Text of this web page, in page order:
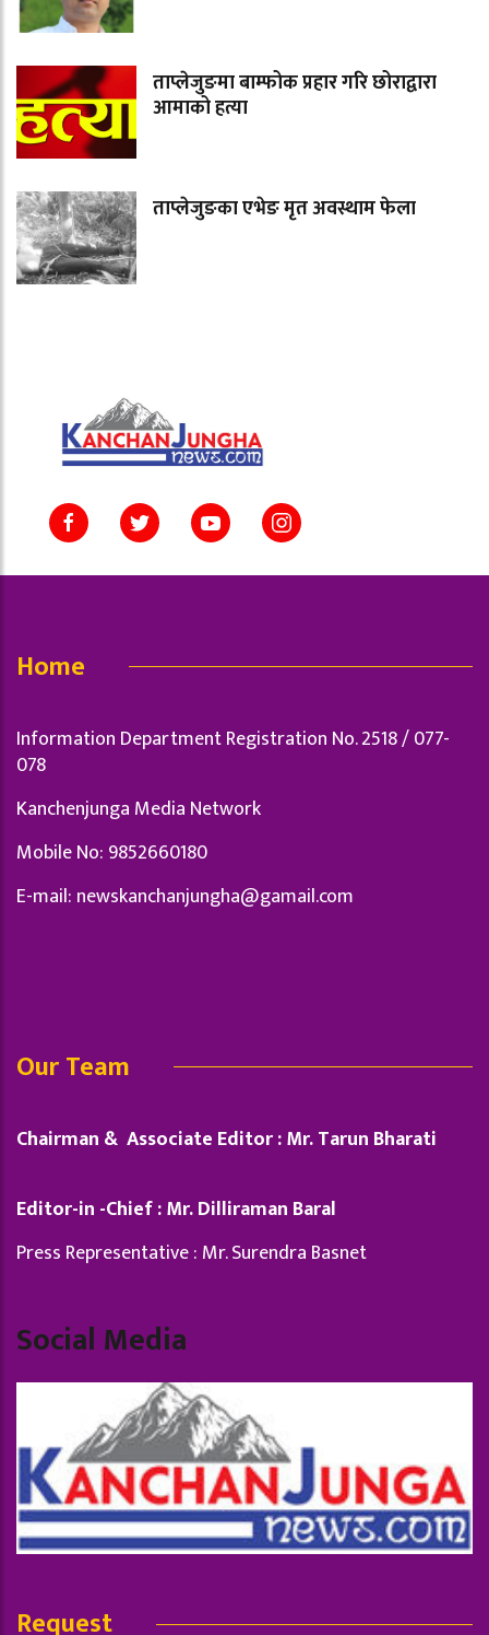
ताप्लेजुङमा बाम्फोक प्रहार गरि छोराद्वारा
आमाको हत्या
ताप्लेजुङका एभेङ मृत अवस्थाम फेला
Home
Information Department Registration No. 2518 / 077-
078
Kanchenjunga Media Network
Mobile No: 9852660180
E-mail: newskanchanjungha@gamail.com
Our Team
Chairman & Associate Editor : Mr. Tarun Bharati
Editor-in -Chief : Mr. Dilliraman Baral
Press Representative : Mr. Surendra Basnet
Social Media
Request